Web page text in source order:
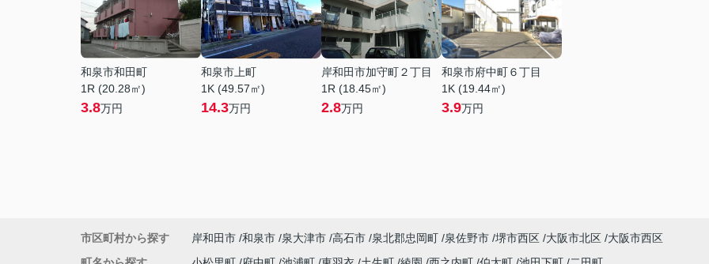
和泉市和田町
1R (20.28㎡)
3.8万円
和泉市上町
1K (49.57㎡)
14.3万円
岸和田市加守町２丁目
1R (18.45㎡)
2.8万円
和泉市府中町６丁目
1K (19.44㎡)
3.9万円
市区町村から探す 岸和田市 和泉市 泉大津市 高石市 泉北郡忠岡町 泉佐野市 堺市西区 大阪市北区 大阪市西区